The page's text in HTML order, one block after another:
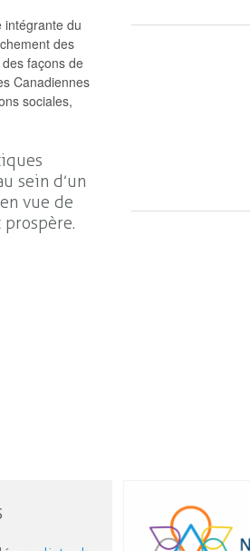
intégrante du
des
façons de
Canadiennes
sociales,
sein d’un
vue de